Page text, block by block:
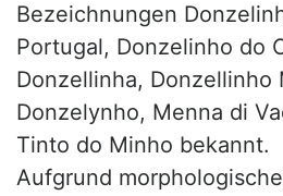
Bezeichnungen
Portugal, Donzelinho do
Donzellinha, Donzellinho
Donzelynho, Menna di
Tinto do Minho bekannt.
Aufgrund